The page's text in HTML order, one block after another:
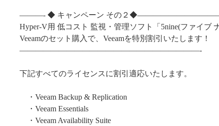
———- ◆ キャンペーン その２
Hyper-V用 低コスト 監視・管理ソフト「5nine(ファイブ
Veeamのセット購入で、Veeamを特別割引いたします！
———————————————————————-
下記すべてのライセンスに割引適応いたします。
・Veeam Backup & Replication
・Veeam Essentials
・Veeam Availability Suite